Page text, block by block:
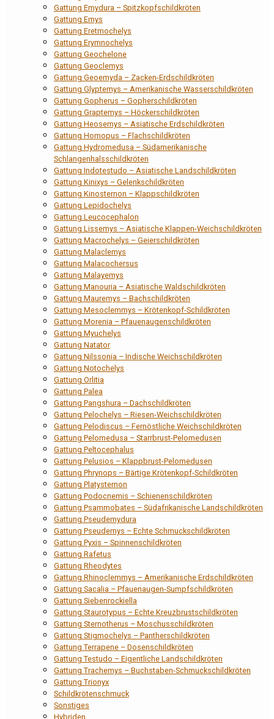
Gattung Emydura – Spitzkopfschildkröten
Gattung Emys
Gattung Eretmochelys
Gattung Erymnochelys
Gattung Geochelone
Gattung Geoclemys
Gattung Geoemyda – Zacken-Erdschildkröten
Gattung Glyptemys – Amerikanische Wasserschildkröten
Gattung Gopherus – Gopherschildkröten
Gattung Graptemys – Höckerschildkröten
Gattung Heosemys – Asiatische Erdschildkröten
Gattung Homopus – Flachschildkröten
Gattung Hydromedusa – Südamerikanische
Schlangenhalsschildkröten
Gattung Indotestudo – Asiatische Landschildkröten
Gattung Kinixys – Gelenkschildkröten
Gattung Kinosternon – Klappschildkröten
Gattung Lepidochelys
Gattung Leucocephalon
Gattung Lissemys – Asiatische Klappen-Weichschildkröten
Gattung Macrochelys – Geierschildkröten
Gattung Malaclemys
Gattung Malacochersus
Gattung Malayemys
Gattung Manouria – Asiatische Waldschildkröten
Gattung Mauremys – Bachschildkröten
Gattung Mesoclemmys – Krötenkopf-Schildkröten
Gattung Morenia – Pfauenaugenschildkröten
Gattung Myuchelys
Gattung Natator
Gattung Nilssonia – Indische Weichschildkröten
Gattung Notochelys
Gattung Orlitia
Gattung Palea
Gattung Pangshura – Dachschildkröten
Gattung Pelochelys – Riesen-Weichschildkröten
Gattung Pelodiscus – Fernöstliche Weichschildkröten
Gattung Pelomedusa – Starrbrust-Pelomedusen
Gattung Peltocephalus
Gattung Pelusios – Klappbrust-Pelomedusen
Gattung Phrynops – Bärtige Krötenkopf-Schildkröten
Gattung Platysternon
Gattung Podocnemis – Schienenschildkröten
Gattung Psammobates – Südafrikanische Landschildkröten
Gattung Pseudemydura
Gattung Pseudemys – Echte Schmuckschildkröten
Gattung Pyxis – Spinnenschildkröten
Gattung Rafetus
Gattung Rheodytes
Gattung Rhinoclemmys – Amerikanische Erdschildkröten
Gattung Sacalia – Pfauenaugen-Sumpfschildkröten
Gattung Siebenrockiella
Gattung Staurotypus – Echte Kreuzbrustschildkröten
Gattung Sternotherus – Moschusschildkröten
Gattung Stigmochelys – Pantherschildkröten
Gattung Terrapene – Dosenschildkröten
Gattung Testudo – Eigentliche Landschildkröten
Gattung Trachemys – Buchstaben-Schmuckschildkröten
Gattung Trionyx
Schildkrötenschmuck
Sonstiges
Hybriden